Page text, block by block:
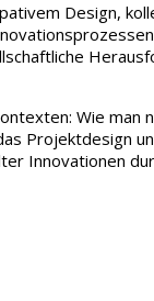
Design,
Wie man
Projektdesign
Innovationen